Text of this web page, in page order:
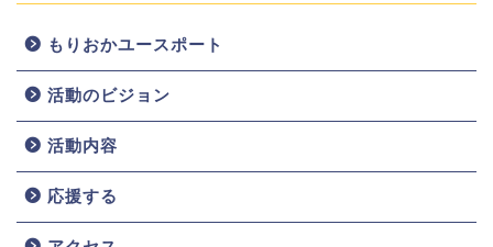
もりおかユースポート
活動のビジョン
活動内容
応援する
ホーム